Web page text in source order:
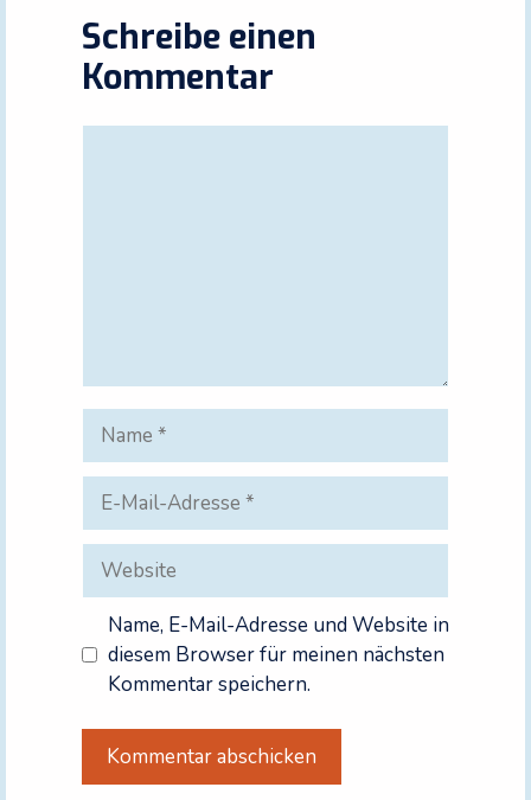
Schreibe einen
Kommentar
Name
Mail-
Adresse
Website
Name, E-Mail-Adresse und Website in
diesem Browser für meinen nächsten
Kommentar speichern.